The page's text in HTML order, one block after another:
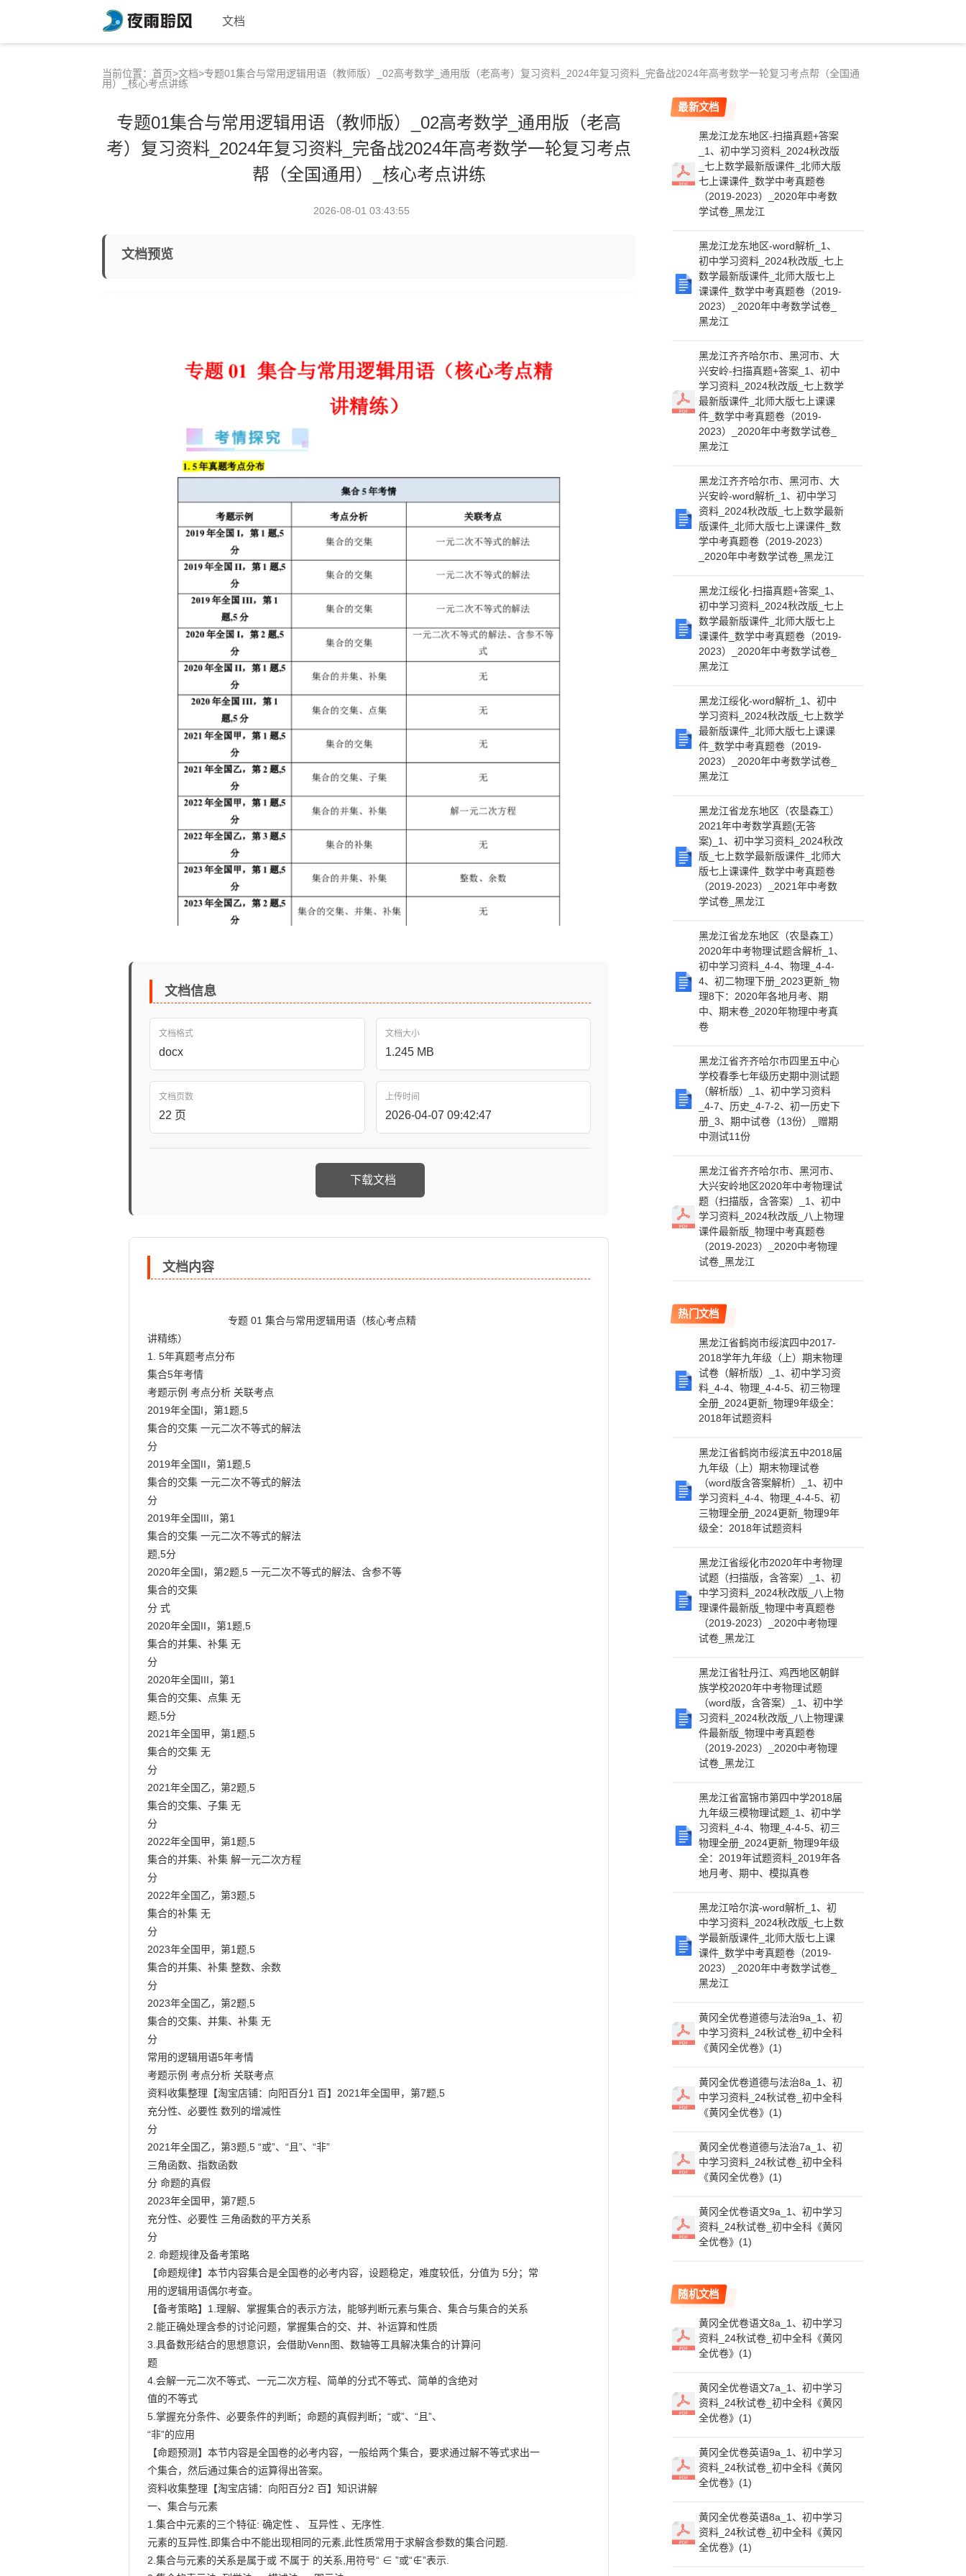
文档
当前位置： 首页>文档>专题01集合与常用逻辑用语（教师版）_02高考数学_通用版（老高考）复习资料_2024年复习资料_完备战2024年高考数学一轮复习考点帮（全国通
用）_核心考点讲练
专题01集合与常用逻辑用语（教师版）_02高考数学_通用版（老高
考）复习资料_2024年复习资料_完备战2024年高考数学一轮复习考点
帮（全国通用）_核心考点讲练
2026-08-01 03:43:55
文档预览
文档信息
文档格式
docx
文档大小
1.245 MB
文档页数
22 页
上传时间
2026-04-07 09:42:47
下载文档
文档内容
                            专题 01 集合与常用逻辑用语（核心考点精
讲精练）
1. 5年真题考点分布
集合5年考情
考题示例 考点分析 关联考点
2019年全国I，第1题,5
集合的交集 一元二次不等式的解法
分
2019年全国II，第1题,5
集合的交集 一元二次不等式的解法
分
2019年全国III，第1
集合的交集 一元二次不等式的解法
题,5分
2020年全国I，第2题,5 一元二次不等式的解法、含参不等
集合的交集
分 式
2020年全国II，第1题,5
集合的并集、补集 无
分
2020年全国III，第1
集合的交集、点集 无
题,5分
2021年全国甲，第1题,5
集合的交集 无
分
2021年全国乙，第2题,5
集合的交集、子集 无
分
2022年全国甲，第1题,5
集合的并集、补集 解一元二次方程
分
2022年全国乙，第3题,5
集合的补集 无
分
2023年全国甲，第1题,5
集合的并集、补集 整数、余数
分
2023年全国乙，第2题,5
集合的交集、并集、补集 无
分
常用的逻辑用语5年考情
考题示例 考点分析 关联考点
资料收集整理【淘宝店铺：向阳百分1 百】2021年全国甲，第7题,5
充分性、必要性 数列的增减性
分
2021年全国乙，第3题,5 “或”、“且”、“非”
三角函数、指数函数
分 命题的真假
2023年全国甲，第7题,5
充分性、必要性 三角函数的平方关系
分
2. 命题规律及备考策略
【命题规律】本节内容集合是全国卷的必考内容，设题稳定，难度较低，分值为 5分；常
用的逻辑用语偶尔考查。
【备考策略】1.理解、掌握集合的表示方法，能够判断元素与集合、集合与集合的关系
2.能正确处理含参的讨论问题，掌握集合的交、并、补运算和性质
3.具备数形结合的思想意识，会借助Venn图、数轴等工具解决集合的计算问
题
4.会解一元二次不等式、一元二次方程、简单的分式不等式、简单的含绝对
值的不等式
5.掌握充分条件、必要条件的判断；命题的真假判断；“或”、“且”、
“非”的应用
【命题预测】本节内容是全国卷的必考内容，一般给两个集合，要求通过解不等式求出一
个集合，然后通过集合的运算得出答案。
资料收集整理【淘宝店铺：向阳百分2 百】知识讲解
一、集合与元素
1.集合中元素的三个特征: 确定性 、 互异性 、无序性.
元素的互异性,即集合中不能出现相同的元素,此性质常用于求解含参数的集合问题.
2.集合与元素的关系是属于或 不属于 的关系,用符号“ ∈ ”或“∉”表示.
最新文档
黑龙江龙东地区-扫描真题+答案
_1、初中学习资料_2024秋改版
_七上数学最新版课件_北师大版
七上课课件_数学中考真题卷
（2019-2023）_2020年中考数
学试卷_黑龙江
黑龙江龙东地区-word解析_1、
初中学习资料_2024秋改版_七上
数学最新版课件_北师大版七上
课课件_数学中考真题卷（2019-
2023）_2020年中考数学试卷_
黑龙江
黑龙江齐齐哈尔市、黑河市、大
兴安岭-扫描真题+答案_1、初中
学习资料_2024秋改版_七上数学
最新版课件_北师大版七上课课
件_数学中考真题卷（2019-
2023）_2020年中考数学试卷_
黑龙江
黑龙江齐齐哈尔市、黑河市、大
兴安岭-word解析_1、初中学习
资料_2024秋改版_七上数学最新
版课件_北师大版七上课课件_数
学中考真题卷（2019-2023）
_2020年中考数学试卷_黑龙江
黑龙江绥化-扫描真题+答案_1、
初中学习资料_2024秋改版_七上
数学最新版课件_北师大版七上
课课件_数学中考真题卷（2019-
2023）_2020年中考数学试卷_
黑龙江
黑龙江绥化-word解析_1、初中
学习资料_2024秋改版_七上数学
最新版课件_北师大版七上课课
件_数学中考真题卷（2019-
2023）_2020年中考数学试卷_
黑龙江
黑龙江省龙东地区（农垦森工）
2021年中考数学真题(无答
案)_1、初中学习资料_2024秋改
版_七上数学最新版课件_北师大
版七上课课件_数学中考真题卷
（2019-2023）_2021年中考数
学试卷_黑龙江
黑龙江省龙东地区（农垦森工）
2020年中考物理试题含解析_1、
初中学习资料_4-4、物理_4-4-
4、初二物理下册_2023更新_物
理8下：2020年各地月考、期
中、期末卷_2020年物理中考真
卷
黑龙江省齐齐哈尔市四里五中心
学校春季七年级历史期中测试题
（解析版）_1、初中学习资料
_4-7、历史_4-7-2、初一历史下
册_3、期中试卷（13份）_赠期
中测试11份
黑龙江省齐齐哈尔市、黑河市、
大兴安岭地区2020年中考物理试
题（扫描版，含答案）_1、初中
学习资料_2024秋改版_八上物理
课件最新版_物理中考真题卷
（2019-2023）_2020中考物理
试卷_黑龙江
热门文档
黑龙江省鹤岗市绥滨四中2017-
2018学年九年级（上）期末物理
试卷（解析版）_1、初中学习资
料_4-4、物理_4-4-5、初三物理
全册_2024更新_物理9年级全：
2018年试题资料
黑龙江省鹤岗市绥滨五中2018届
九年级（上）期末物理试卷
（word版含答案解析）_1、初中
学习资料_4-4、物理_4-4-5、初
三物理全册_2024更新_物理9年
级全：2018年试题资料
黑龙江省绥化市2020年中考物理
试题（扫描版，含答案）_1、初
中学习资料_2024秋改版_八上物
理课件最新版_物理中考真题卷
（2019-2023）_2020中考物理
试卷_黑龙江
黑龙江省牡丹江、鸡西地区朝鲜
族学校2020年中考物理试题
（word版，含答案）_1、初中学
习资料_2024秋改版_八上物理课
件最新版_物理中考真题卷
（2019-2023）_2020中考物理
试卷_黑龙江
黑龙江省富锦市第四中学2018届
九年级三模物理试题_1、初中学
习资料_4-4、物理_4-4-5、初三
物理全册_2024更新_物理9年级
全：2019年试题资料_2019年各
地月考、期中、模拟真卷
黑龙江哈尔滨-word解析_1、初
中学习资料_2024秋改版_七上数
学最新版课件_北师大版七上课
课件_数学中考真题卷（2019-
2023）_2020年中考数学试卷_
黑龙江
黄冈全优卷道德与法治9a_1、初
中学习资料_24秋试卷_初中全科
《黄冈全优卷》(1)
黄冈全优卷道德与法治8a_1、初
中学习资料_24秋试卷_初中全科
《黄冈全优卷》(1)
黄冈全优卷道德与法治7a_1、初
中学习资料_24秋试卷_初中全科
《黄冈全优卷》(1)
黄冈全优卷语文9a_1、初中学习
资料_24秋试卷_初中全科《黄冈
全优卷》(1)
随机文档
黄冈全优卷语文8a_1、初中学习
资料_24秋试卷_初中全科《黄冈
全优卷》(1)
黄冈全优卷语文7a_1、初中学习
资料_24秋试卷_初中全科《黄冈
全优卷》(1)
黄冈全优卷英语9a_1、初中学习
资料_24秋试卷_初中全科《黄冈
全优卷》(1)
黄冈全优卷英语8a_1、初中学习
资料_24秋试卷_初中全科《黄冈
全优卷》(1)